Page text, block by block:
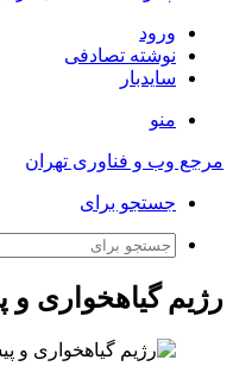
ورود
نوشته تصادفی
سایدبار
منو
مرجع وب و فناوری تهران
جستجو برای
رژیم گیاهخواری و